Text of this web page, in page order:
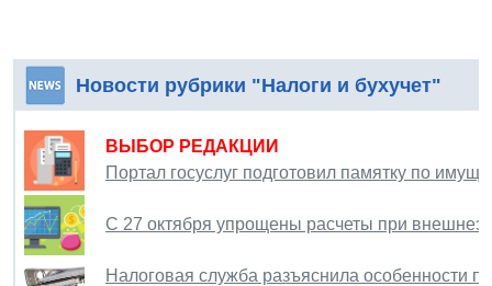
Новости рубрики "Налоги и бухучет"
ВЫБОР РЕДАКЦИИ
Портал госуслуг подготовил памятку по
С 27 октября упрощены расчеты при
Налоговая служба разъяснила особенности